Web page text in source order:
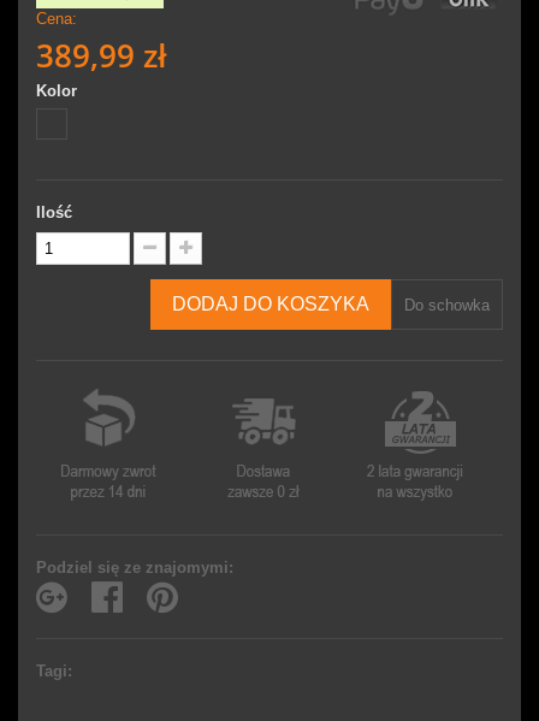
Cena:
389,99 zł
Kolor
Ilość
DODAJ DO KOSZYKA Do schowka
Podziel się ze znajomymi:
Tagi: